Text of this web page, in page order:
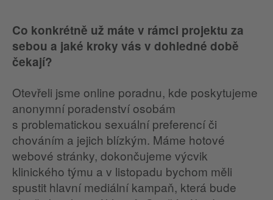
Co konkrétně už máte v rámci projektu za
sebou a jaké kroky vás v dohledné době
čekají?
Otevřeli jsme online poradnu, kde poskytujeme
anonymní poradenství osobám
s problematickou sexuální preferencí či
chováním a jejich blízkým. Máme hotové
webové stránky, dokončujeme výcvik
klinického týmu a v listopadu bychom měli
spustit hlavní mediální kampaň, která bude